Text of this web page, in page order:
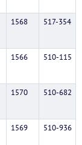
1568 517-354
1566 510-115
1570 510-682
1569 510-936